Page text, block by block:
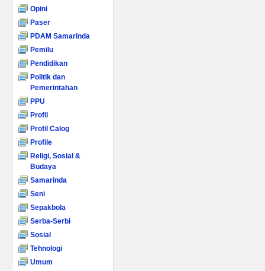
Opini
Paser
PDAM Samarinda
Pemilu
Pendidikan
Politik dan
Pemerintahan
PPU
Profil
Profil Calog
Profile
Religi, Sosial &
Budaya
Samarinda
Seni
Sepakbola
Serba-Serbi
Sosial
Tehnologi
Umum